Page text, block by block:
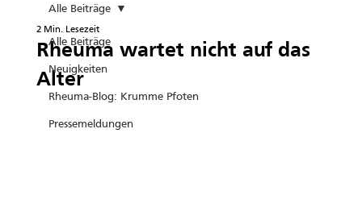
Alle Beiträge
Neuigkeiten
Rheuma-Blog: Krumme Pfoten
Pressemeldungen
Alle Beiträge
Rheuma wartet nicht auf das
Alter
2 Min. Lesezeit